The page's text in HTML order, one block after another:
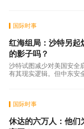
待了。
国际时事
红海组局：沙特另起
的影子吗？
沙特试图减少对美国安全
有其现实逻辑。但中东安
非终局。
国际时事
休达的六万人：他们